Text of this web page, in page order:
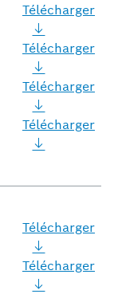
Télécharger
Télécharger
Télécharger
Télécharger
Télécharger
Télécharger